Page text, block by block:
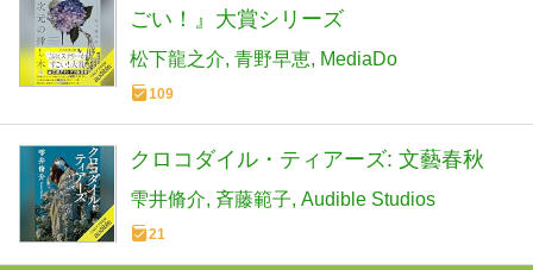
ごい！』大賞シリーズ
松下龍之介 青野早恵 MediaDo
109
クロコダイル・ティアーズ: 文藝春秋
雫井脩介 斉藤範子 Audible Studios
21